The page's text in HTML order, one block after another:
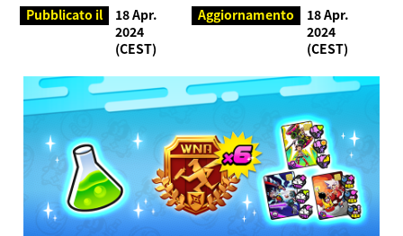
Pubblicato il
18 Apr.
2024
(CEST)
Aggiornamento
18 Apr.
2024
(CEST)